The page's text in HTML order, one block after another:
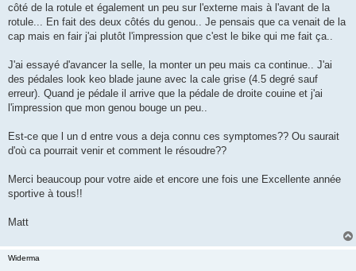
l
u
côté de la rotule et également un peu sur l'externe mais à l'avant de la
rotule... En fait des deux côtés du genou.. Je pensais que ca venait de la
cap mais en fair j'ai plutôt l'impression que c'est le bike qui me fait ça..
J'ai essayé d'avancer la selle, la monter un peu mais ca continue.. J'ai
des pédales look keo blade jaune avec la cale grise (4.5 degré sauf
erreur). Quand je pédale il arrive que la pédale de droite couine et j'ai
l'impression que mon genou bouge un peu..
Est-ce que l un d entre vous a deja connu ces symptomes?? Ou saurait
d'où ca pourrait venir et comment le résoudre??
Merci beaucoup pour votre aide et encore une fois une Excellente année
sportive à tous!!
Matt
Widerma